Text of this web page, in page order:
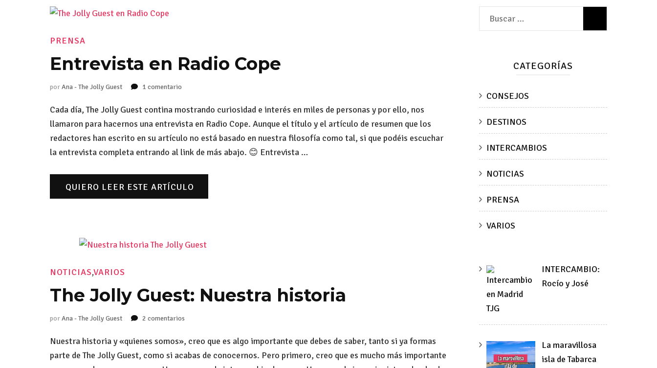
PRENSA
Entrevista en Radio Cope
porAna - The Jolly Guest 1 comentario
en
Cope
Cada día, The Jolly Guest contina mostrando curiosidad e interés en miles de personas y por ello, nos
llamaron para hacernos una entrevista en Radio Cope. Aunque el título y el artículo de resumen que los
redactores han escrito en su artículo no está basado en nuestra filosofía como tal, si que podéis escuchar
la entrevista completa entrando al link de más abajo. 😊 Entrevista …
QUIERO LEER ESTE ARTÍCULO
NOTICIAS,VARIOS
The Jolly Guest: Nuestra historia
porAna - The Jolly Guest 2 comentarios
Jolly
Nuestra
Nuestra historia y «quienes somos», creo que es algo importante que debes de saber, tanto si ya formas
parte de The Jolly Guest, como si acabas de conocernos. Pero primero, creo que es mucho más importante
Buscar:
CATEGORÍAS
CONSEJOS
DESTINOS
INTERCAMBIOS
NOTICIAS
PRENSA
VARIOS
INTERCAMBIO:
Rocío y José
La maravillosa
isla de Tabarca